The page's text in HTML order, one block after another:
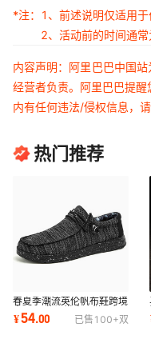
*注：
1、前述说明仅适用于
2、活动前的时间通
内容声明：阿里巴巴中国
经营者负责。阿里巴巴提
内有任何违法/侵权信息，
热门推荐
春夏季潮流英伦帆布鞋跨境
大码46休闲懒人男鞋飞织
套脚鞋批发代发
¥54.00 已售 100+双